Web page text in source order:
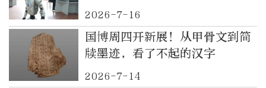
2026-7-16
国博周四开新展！从甲骨文到简
牍墨迹，看了不起的汉字
2026-7-14